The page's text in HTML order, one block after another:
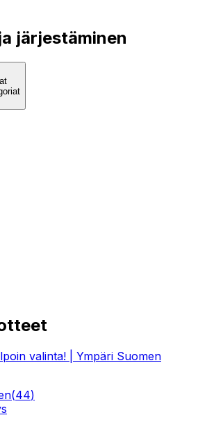
järjestäminen
valinta! | Ympäri Suomen
(44)